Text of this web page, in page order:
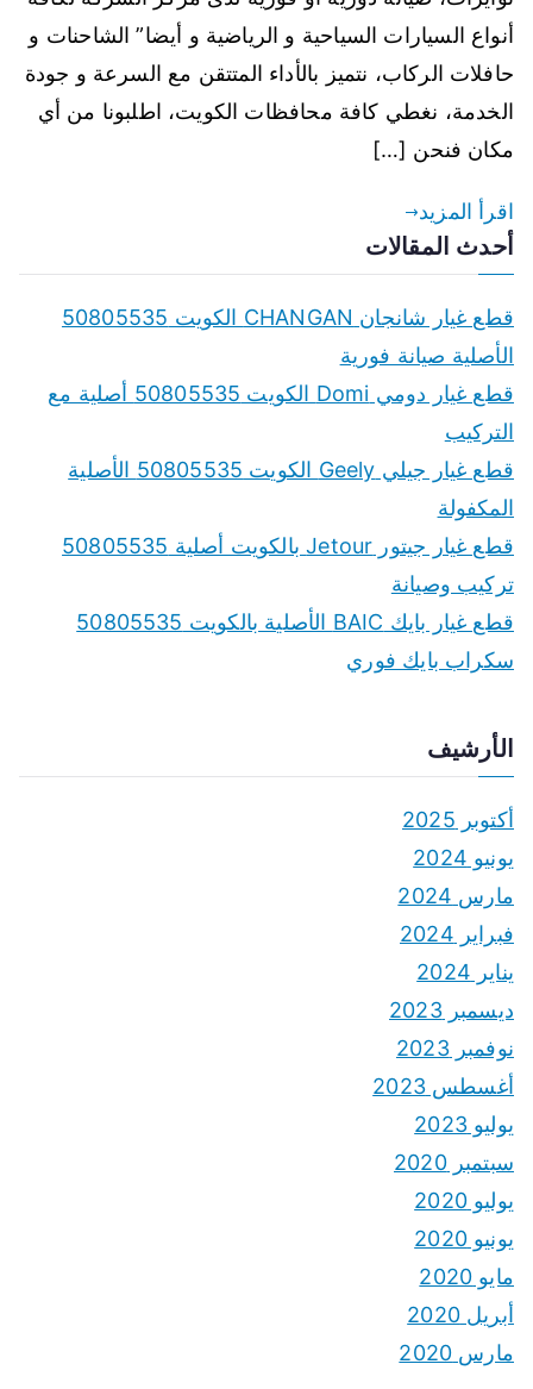
أنواع السيارات السياحية و الرياضية و أيضا” الشاحنات و
حافلات الركاب، نتميز بالأداء المتتقن مع السرعة و جودة
الخدمة، نغطي كافة محافظات الكويت، اطلبونا من أي
مكان فنحن […]
اقرأ المزيد
أحدث المقالات
قطع غيار شانجان CHANGAN الكويت 50805535
الأصلية صيانة فورية
قطع غيار دومي Domi الكويت 50805535 أصلية مع
التركيب
قطع غيار جيلي Geely الكويت 50805535 الأصلية
المكفولة
قطع غيار جيتور Jetour بالكويت أصلية 50805535
تركيب وصيانة
قطع غيار بايك BAIC الأصلية بالكويت 50805535
سكراب بايك فوري
الأرشيف
أكتوبر 2025
يونيو 2024
مارس 2024
فبراير 2024
يناير 2024
ديسمبر 2023
نوفمبر 2023
أغسطس 2023
يوليو 2023
سبتمبر 2020
يوليو 2020
يونيو 2020
مايو 2020
أبريل 2020
مارس 2020